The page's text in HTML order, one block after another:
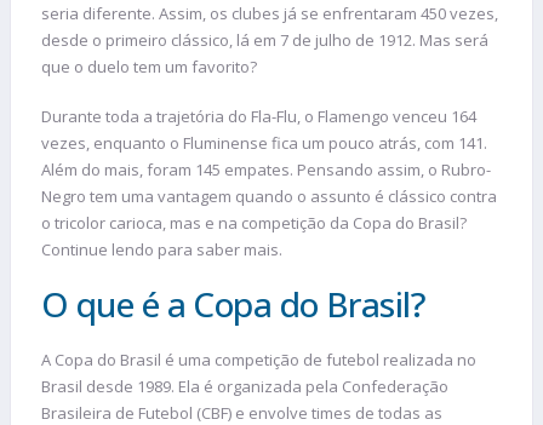
seria diferente. Assim, os clubes já se enfrentaram 450 vezes,
desde o primeiro clássico, lá em 7 de julho de 1912. Mas será
que o duelo tem um favorito?
Durante toda a trajetória do Fla-Flu, o Flamengo venceu 164
vezes, enquanto o Fluminense fica um pouco atrás, com 141.
Além do mais, foram 145 empates. Pensando assim, o Rubro-
Negro tem uma vantagem quando o assunto é clássico contra
o tricolor carioca, mas e na competição da Copa do Brasil?
Continue lendo para saber mais.
O que é a Copa do Brasil?
A Copa do Brasil é uma competição de futebol realizada no
Brasil desde 1989. Ela é organizada pela Confederação
Brasileira de Futebol (CBF) e envolve times de todas as